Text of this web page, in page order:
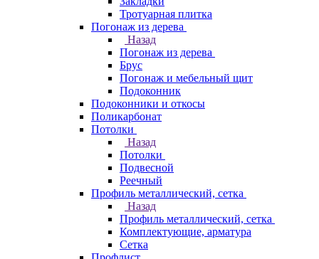
Тротуарная плитка
Погонаж из дерева
Назад
Погонаж из дерева
Брус
Погонаж и мебельный щит
Подоконник
Подоконники и откосы
Поликарбонат
Потолки
Назад
Потолки
Подвесной
Реечный
Профиль металлический, сетка
Назад
Профиль металлический, сетка
Комплектующие, арматура
Сетка